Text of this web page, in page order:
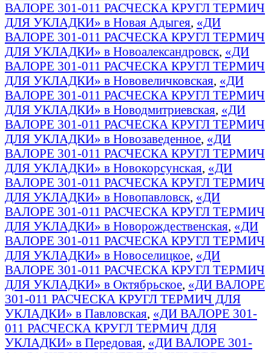
ВАЛОРЕ 301-011 РАСЧЕСКА КРУГЛ ТЕРМИЧ
ДЛЯ УКЛАДКИ» в Новая Адыгея, «ДИ
ВАЛОРЕ 301-011 РАСЧЕСКА КРУГЛ ТЕРМИЧ
ДЛЯ УКЛАДКИ» в Новоалександровск, «ДИ
ВАЛОРЕ 301-011 РАСЧЕСКА КРУГЛ ТЕРМИЧ
ДЛЯ УКЛАДКИ» в Нововеличковская, «ДИ
ВАЛОРЕ 301-011 РАСЧЕСКА КРУГЛ ТЕРМИЧ
ДЛЯ УКЛАДКИ» в Новодмитриевская, «ДИ
ВАЛОРЕ 301-011 РАСЧЕСКА КРУГЛ ТЕРМИЧ
ДЛЯ УКЛАДКИ» в Новозаведенное, «ДИ
ВАЛОРЕ 301-011 РАСЧЕСКА КРУГЛ ТЕРМИЧ
ДЛЯ УКЛАДКИ» в Новокорсунская, «ДИ
ВАЛОРЕ 301-011 РАСЧЕСКА КРУГЛ ТЕРМИЧ
ДЛЯ УКЛАДКИ» в Новопавловск, «ДИ
ВАЛОРЕ 301-011 РАСЧЕСКА КРУГЛ ТЕРМИЧ
ДЛЯ УКЛАДКИ» в Новорождественская, «ДИ
ВАЛОРЕ 301-011 РАСЧЕСКА КРУГЛ ТЕРМИЧ
ДЛЯ УКЛАДКИ» в Новоселицкое, «ДИ
ВАЛОРЕ 301-011 РАСЧЕСКА КРУГЛ ТЕРМИЧ
ДЛЯ УКЛАДКИ» в Октябрьское, «ДИ ВАЛОРЕ
301-011 РАСЧЕСКА КРУГЛ ТЕРМИЧ ДЛЯ
УКЛАДКИ» в Павловская, «ДИ ВАЛОРЕ 301-
011 РАСЧЕСКА КРУГЛ ТЕРМИЧ ДЛЯ
УКЛАДКИ» в Передовая, «ДИ ВАЛОРЕ 301-